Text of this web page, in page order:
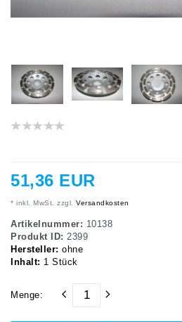
51,36 EUR
* inkl. MwSt. zzgl. Versandkosten
Artikelnummer: 10138
Produkt ID: 2399
Hersteller: ohne
Inhalt: 1 Stück
Menge: